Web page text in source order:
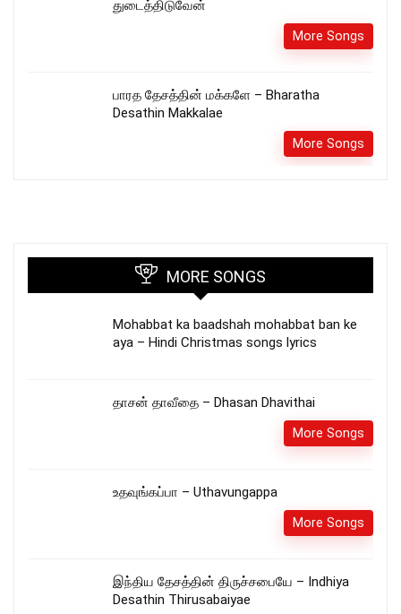
துடைத்திடுவேன்
More Songs
பாரத தேசத்தின் மக்களே – Bharatha
Desathin Makkalae
More Songs
MORE SONGS
Mohabbat ka baadshah mohabbat ban ke
aya – Hindi Christmas songs lyrics
தாசன் தாவீதை – Dhasan Dhavithai
More Songs
உதவுங்கப்பா – Uthavungappa
More Songs
இந்திய தேசத்தின் திருச்சபையே – Indhiya
Desathin Thirusabaiyae